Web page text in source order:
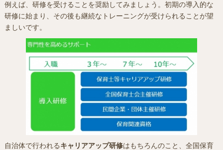
例えば、研修を受けることを奨励してみましょう。初期の導入的な
研修に始まり、その後も継続なトレーニングが受けられることが望
ましいです。
自治体で行われるキャリアアップ研修はもちろんのこと、全国保育